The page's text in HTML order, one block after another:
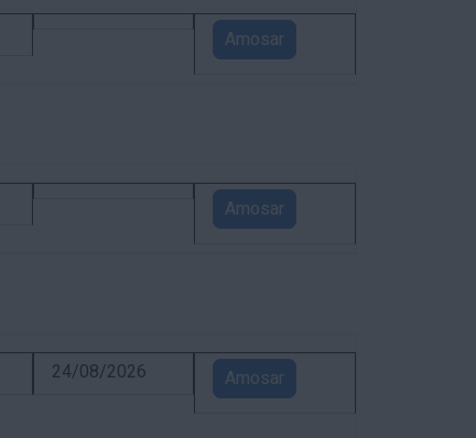
Amosar
Amosar
24/08/2026 Amosar